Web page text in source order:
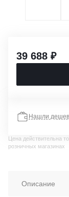
39 688 ₽
Нашли
Цена действительна
розничных магазинах
Описание